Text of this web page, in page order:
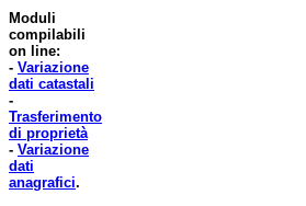
Moduli
compilabili
on line:
- Variazione
dati catastali
-
Trasferimento
di proprietà
- Variazione
dati
anagrafici.